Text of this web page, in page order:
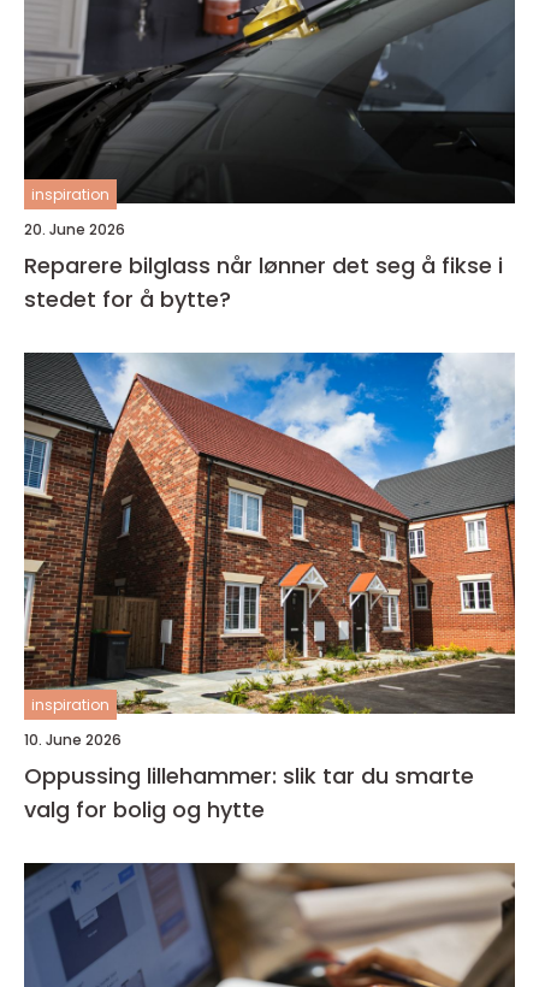
inspiration
20. June 2026
Reparere bilglass når lønner det seg å fikse i
stedet for å bytte?
inspiration
10. June 2026
Oppussing lillehammer: slik tar du smarte
valg for bolig og hytte